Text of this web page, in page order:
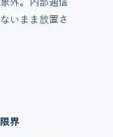
外。内部通信
いまま放置さ
界